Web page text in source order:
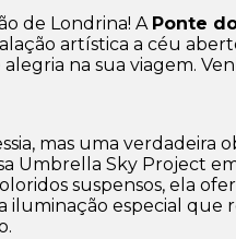
de Londrina! A Ponte
artística a céu
na sua viagem.
mas uma
Umbrella Sky Project
suspensos, ela
especial